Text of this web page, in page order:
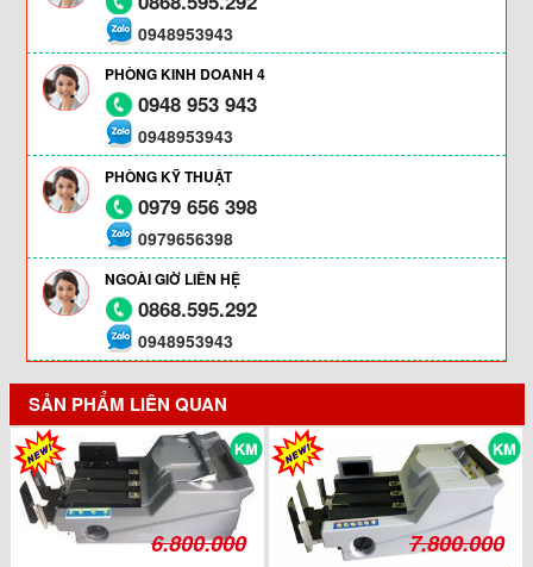
0948953943
PHÒNG KINH DOANH 4
0948 953 943
0948953943
PHÒNG KỸ THUẬT
0979 656 398
0979656398
NGOÀI GIỜ LIÊN HỆ
0868.595.292
0948953943
SẢN PHẨM LIÊN QUAN
6.800.000 7.800.000